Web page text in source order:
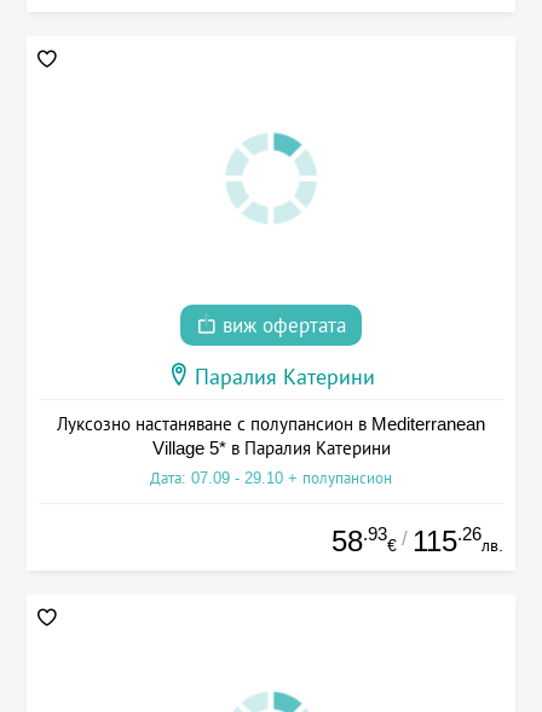
виж офертата
Паралия Катерини
Луксозно настаняване с полупансион в Mediterranean
Village 5* в Паралия Катерини
Дата: 07.09 - 29.10 + полупансион
58.93
€ / 115.26
лв.